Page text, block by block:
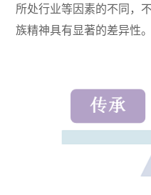
所处行业等因素的不同，
族精神具有显著的差异性。